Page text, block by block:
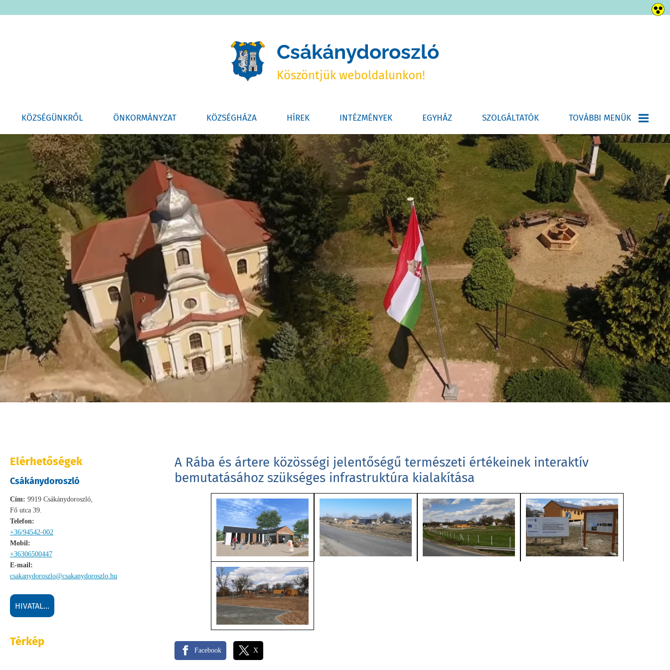
Csákánydoroszló
Köszöntjük weboldalunkon!
KÖZSÉGÜNKRŐL ÖNKORMÁNYZAT KÖZSÉGHÁZA HÍREK INTÉZMÉNYEK EGYHÁZ SZOLGÁLTATÓK TOVÁBBI MENÜK
HÍRLEVÉL-ÚJSÁG
E-ÜGYINTÉZÉS
HELYI ÉPÍTÉSI
SZABÁLYZAT/RENDEZÉSI
TERV
HIRDETŐTÁBLA
VÁLASZTÁSI
INFORMÁCIÓK 2024
VÁLASZTÁS 2019
KÖZÉRDEKŰ ADATOK
PÁLYÁZATOK
ELÉRHETŐSÉGEK
Elérhetőségek
Csákánydoroszló
Cím: 9919 Csákánydoroszló,
Fő utca 39.
Telefon:
+36/94542-002
Mobil:
+36306500447
E-mail:
csakanydoroszlo@csakanydoroszlo.hu
HIVATAL...
Térkép
A Rába és ártere közösségi jelentőségű természeti értékeinek interaktív
bemutatásához szükséges infrastruktúra kialakítása
Facebook X